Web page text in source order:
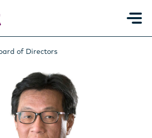
of Directors